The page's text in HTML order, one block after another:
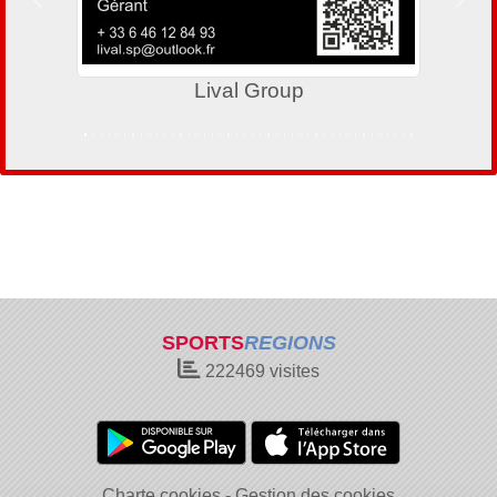
Lival Group
Précedent
SPORTSREGIONS
222469 visites